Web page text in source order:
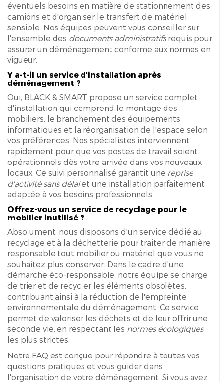
éventuels besoins en matière de stationnement des
camions et d'organiser le transfert de matériel
sensible. Nos équipes peuvent vous conseiller sur
l'ensemble des documents administratifsrequis pour
assurer un déménagement conforme aux normes en
vigueur.
Y a-t-il un service d'installation après
déménagement ?
Oui, BLACK & SMART propose un service complet
d'installation qui comprend le montage des
mobiliers, le branchement des équipements
informatiques et la réorganisation de l'espace selon
vos préférences. Nos spécialistes interviennent
rapidement pour que vos postes de travail soient
opérationnels dès votre arrivée dans vos nouveaux
locaux. Ce suivi personnalisé garantit une reprise
d'activité sans délaiet une installation parfaitement
adaptée à vos besoins professionnels.
Offrez-vous un service de recyclage pour le
mobilier inutilisé ?
Absolument, nous disposons d'un service dédié au
recyclage et à la déchetterie pour traiter de manière
responsable tout mobilier ou matériel que vous ne
souhaitez plus conserver. Dans le cadre d'une
démarche éco-responsable, notre équipe se charge
de trier et de recycler les éléments obsolètes,
contribuant ainsi à la réduction de l'empreinte
environnementale du déménagement. Ce service
permet de valoriser les déchets et de leur offrir une
seconde vie, en respectant les normes écologiques
les plus strictes.
Notre FAQ est conçue pour répondre à toutes vos
questions pratiques et vous guider dans
l'organisation de votre déménagement. Si vous avez